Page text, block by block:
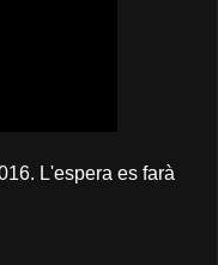
L'espera es farà